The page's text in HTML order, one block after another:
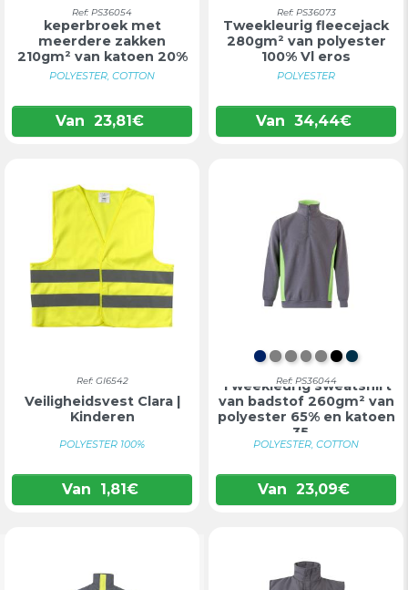
Ref: PS36054
Tweekleurige
keperbroek met
meerdere zakken
210gm² van katoen 20%
en pol...
POLYESTER, COTTON
Van 23,81€
Ref: PS36073
Tweekleurig fleecejack
280gm² van polyester
100% Vl eros
POLYESTER
Van 34,44€
Ref: GI6542
Veiligheidsvest Clara |
Kinderen
POLYESTER 100%
Van 1,81€
DONKERBLAUW/
GRIJS/ROOD
GRIJS/GROEN
GRIJS/
GRIJS/GEEL
ZWART/
Ref: PS36044
Tweekleurig sweatshirt
van badstof 260gm² van
polyester 65% en katoen
35...
POLYESTER, COTTON
Van 23,09€